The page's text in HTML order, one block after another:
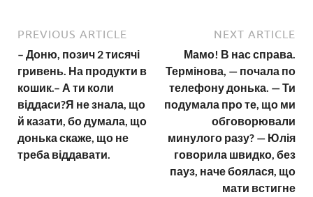
PREVIOUS ARTICLE
– Доню, позич 2 тисячі
гривень. На продукти в
кошик.– А ти коли
віддаси?Я не знала, що
й казати, бо думала, що
донька скаже, що не
треба віддавати.
NEXT ARTICLE
Мамо! В нас справа.
Термінова, — почала по
телефону донька. — Ти
подумала про те, що ми
обговорювали
минулого разу? — Юлія
говорила швидко, без
пауз, наче боялася, що
мати встигне